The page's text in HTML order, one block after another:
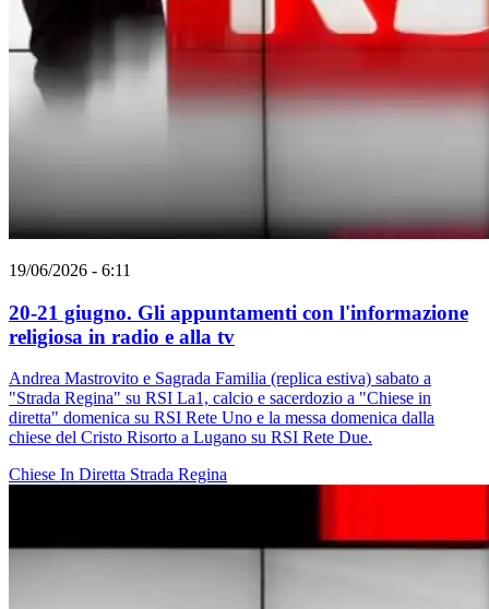
19/06/2026 - 6:11
20-21 giugno. Gli appuntamenti con l'informazione
religiosa in radio e alla tv
Andrea Mastrovito e Sagrada Familia (replica estiva) sabato a
"Strada Regina" su RSI La1, calcio e sacerdozio a "Chiese in
diretta" domenica su RSI Rete Uno e la messa domenica dalla
chiese del Cristo Risorto a Lugano su RSI Rete Due.
Chiese In Diretta Strada Regina